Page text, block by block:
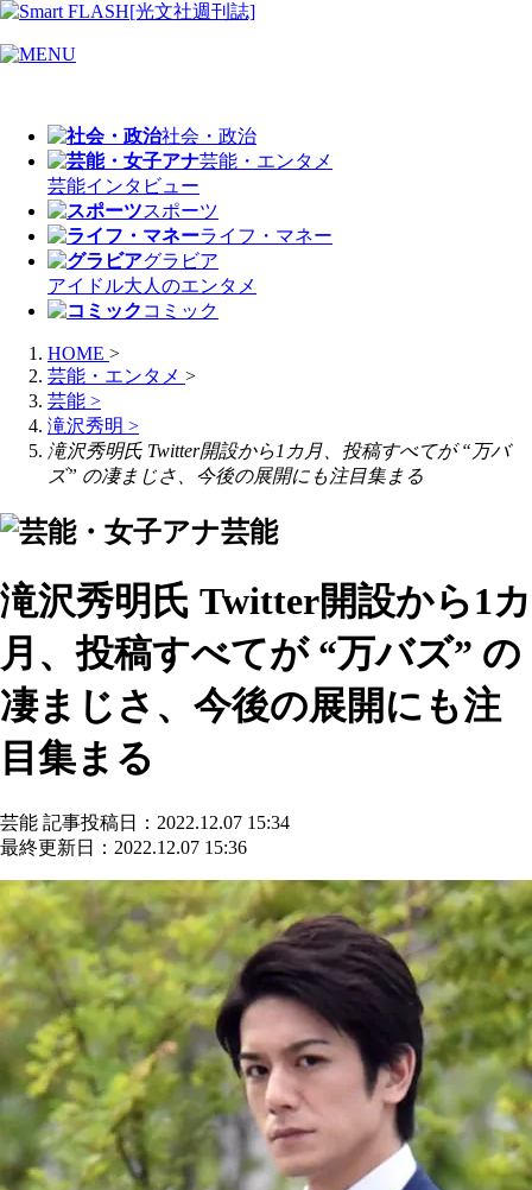
社会・政治
芸能・エンタメ
芸能インタビュー
スポーツ
ライフ・マネー
グラビア
アイドル大人のエンタメ
コミック
HOME >
芸能・エンタメ >
芸能 >
滝沢秀明 >
滝沢秀明氏 Twitter開設から1カ月、投稿すべてが “万バ
ズ” の凄まじさ、今後の展開にも注目集まる
芸能
滝沢秀明氏 Twitter開設から1カ
月、投稿すべてが “万バズ” の
凄まじさ、今後の展開にも注
目集まる
芸能 記事投稿日：2022.12.07 15:34
最終更新日：2022.12.07 15:36